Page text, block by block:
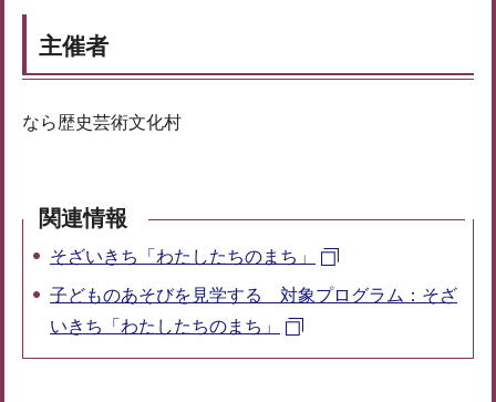
主催者
なら歴史芸術文化村
関連情報
そざいきち「わたしたちのまち」
子どものあそびを見学する 対象プログラム：そざ
いきち「わたしたちのまち」